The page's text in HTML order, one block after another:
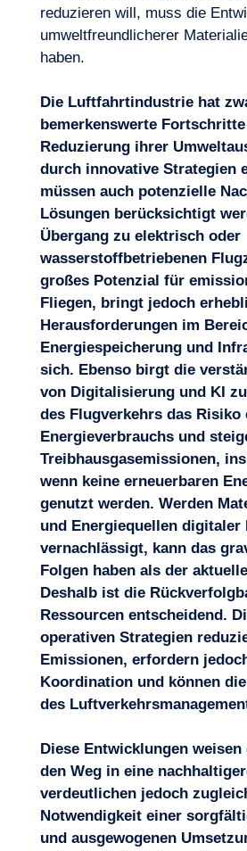
reduzieren will, muss die
umweltfreundlicherer
haben.
Die Luftfahrtindustrie hat
bemerkenswerte
Reduzierung ihrer
durch innovative Strategien
müssen auch potenzielle
Lösungen berücksichtigt
Übergang zu elektrisch oder
wasserstoffbetriebenen
großes Potenzial für
Fliegen, bringt jedoch
Herausforderungen im
Energiespeicherung und
sich. Ebenso birgt die
von Digitalisierung und KI
des Flugverkehrs das Risiko
Energieverbrauchs und
Treibhausgasemissionen,
wenn keine erneuerbaren
genutzt werden. Werden
und Energiequellen digitaler
vernachlässigt, kann das
Folgen haben als der
Deshalb ist die
Ressourcen entscheidend.
operativen Strategien
Emissionen, erfordern
Koordination und können
des
Diese Entwicklungen
den Weg in eine
verdeutlichen jedoch
Notwendigkeit einer
und ausgewogenen